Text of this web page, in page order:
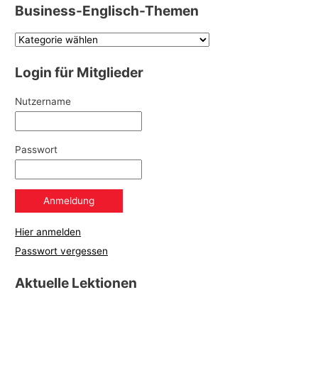
Business-Englisch-Themen
Login für Mitglieder
Nutzername
Passwort
Hier anmelden
Passwort vergessen
Aktuelle Lektionen